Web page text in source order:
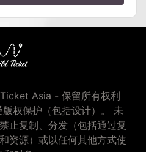
Asia - 保留所有权利
权保护（包括设计）。 未
止复制、分发（包括通过复
资源）或以任何其他方式使